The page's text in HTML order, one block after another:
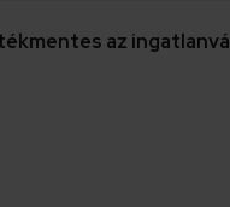
az